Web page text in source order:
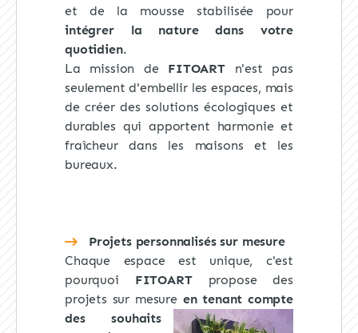
et de la mousse stabilisée pour
intégrer la nature dans votre
quotidien.
La mission de FITOART n'est pas
seulement d'embellir les espaces, mais
de créer des solutions écologiques et
durables qui apportent harmonie et
fraîcheur dans les maisons et les
bureaux.
Projets personnalisés sur mesure
Chaque espace est unique, c'est
pourquoi FITOARTpropose des
projets sur mesure en tenant compte
des souhaits